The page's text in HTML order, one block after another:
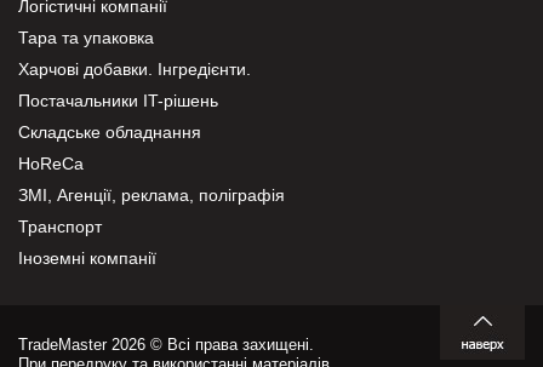
Логістичні компанії
Тара та упаковка
Харчові добавки. Інгредієнти.
Постачальники IT-рішень
Складське обладнання
HoReCa
ЗМІ, Агенції, реклама, поліграфія
Транспорт
Іноземні компанії
TradeMaster 2026 © Всі права захищені.